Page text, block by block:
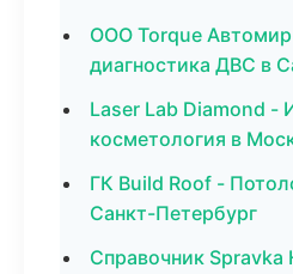
ООО Torque
диагностика ДВС в
Laser Lab Diamond -
косметология в
ГК Build Roof -
Санкт-Петербург
Справочник Spravka